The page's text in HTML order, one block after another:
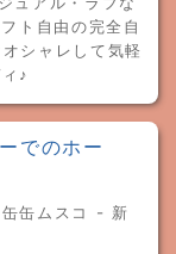
ト自由の完全自
シャレして気軽
♪
でのホー
缶ムスコ - 新